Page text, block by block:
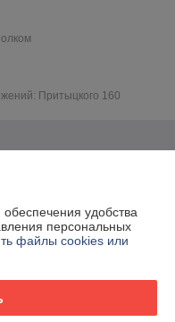
Притыцкого 160
удобства
персональных
файлы cookies или